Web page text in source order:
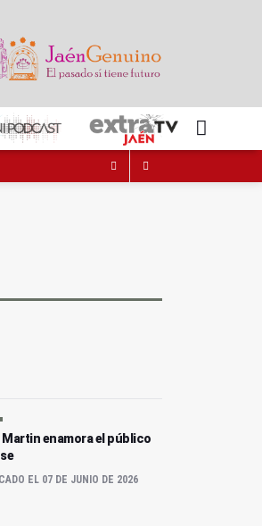
Martin enamora el público
EL 07 DE JUNIO DE 2026